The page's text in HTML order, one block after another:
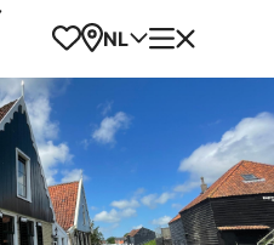
Favorieten
Kaart
NL Menu